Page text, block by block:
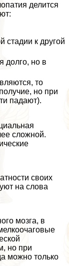
делится
стадии к другой
долго, но в
то
но при
падают).
сложной.
своих
на слова
мозга, в
но при
можно только